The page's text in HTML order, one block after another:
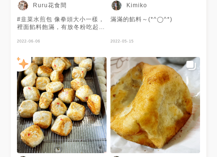
Ruru花食間
#韭菜水煎包 像拳頭大小一樣，
裡面餡料飽滿，有放冬粉吃起來
的是油炸的，但是真的還不錯
2022-06-06
Kimiko
滿滿的餡料～(*^◯^*)
2022-05-15